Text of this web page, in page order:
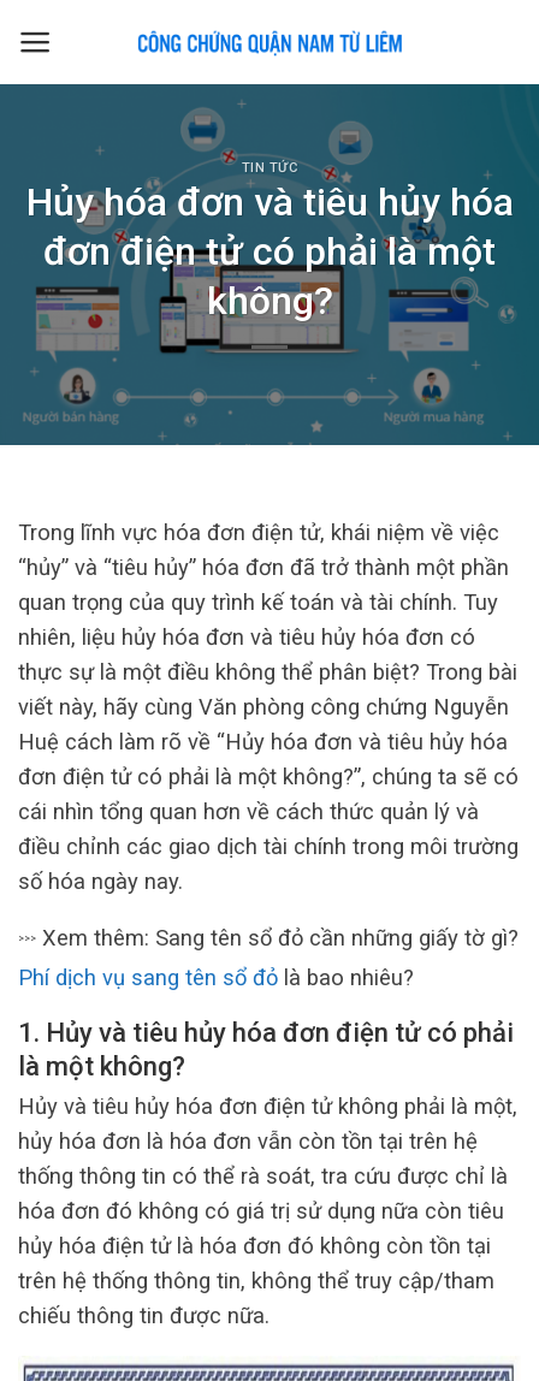
TIN TỨC
Hủy hóa đơn và tiêu hủy hóa
đơn điện tử có phải là một
không?
Trong lĩnh vực hóa đơn điện tử, khái niệm về việc
“hủy” và “tiêu hủy” hóa đơn đã trở thành một phần
quan trọng của quy trình kế toán và tài chính. Tuy
nhiên, liệu hủy hóa đơn và tiêu hủy hóa đơn có
thực sự là một điều không thể phân biệt? Trong bài
viết này, hãy cùng Văn phòng công chứng Nguyễn
Huệ cách làm rõ về “Hủy hóa đơn và tiêu hủy hóa
đơn điện tử có phải là một không?”, chúng ta sẽ có
cái nhìn tổng quan hơn về cách thức quản lý và
điều chỉnh các giao dịch tài chính trong môi trường
số hóa ngày nay.
>>> Xem thêm: Sang tên sổ đỏ cần những giấy tờ gì?
Phí dịch vụ sang tên sổ đỏ là bao nhiêu?
1. Hủy và tiêu hủy hóa đơn điện tử có phải
là một không?
Hủy và tiêu hủy hóa đơn điện tử không phải là một,
hủy hóa đơn là hóa đơn vẫn còn tồn tại trên hệ
thống thông tin có thể rà soát, tra cứu được chỉ là
hóa đơn đó không có giá trị sử dụng nữa còn tiêu
hủy hóa điện tử là hóa đơn đó không còn tồn tại
trên hệ thống thông tin, không thể truy cập/tham
chiếu thông tin được nữa.